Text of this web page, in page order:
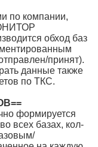
по компании,
обход баз
принят).
данные также
по ТКС.
формируется
всех базах, кол-